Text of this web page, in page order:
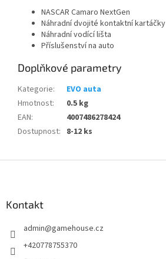
NASCAR Camaro NextGen
Náhradní dvojité kontaktní kartáčky
Náhradní vodící lišta
Příslušenství na auto
Doplňkové parametry
Kategorie:
EVO auta
Hmotnost:
0.5 kg
EAN:
4007486278424
Dostupnost: 8-12 ks
Kontakt
admin@gamehouse.cz
+420778755370